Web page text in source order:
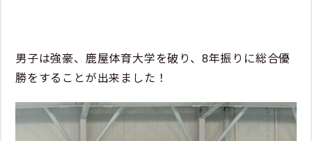
男子は強豪、鹿屋体育大学を破り、8年振りに総合優
勝をすることが出来ました！